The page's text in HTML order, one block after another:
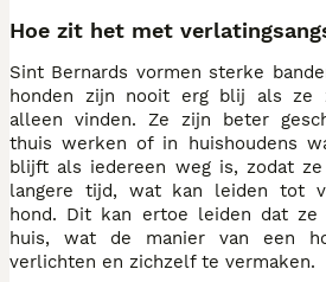
Hoe zit het met
Sint Bernards vormen sterke
honden zijn nooit erg blij als ze
alleen vinden. Ze zijn beter
thuis werken of in huishoudens
blijft als iedereen weg is, zodat
langere tijd, wat kan leiden tot
hond. Dit kan ertoe leiden dat ze
huis, wat de manier van een
verlichten en zichzelf te vermaken.